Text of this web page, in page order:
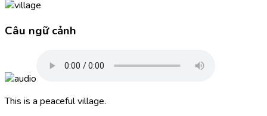
Câu ngữ cảnh
This is a peaceful village.